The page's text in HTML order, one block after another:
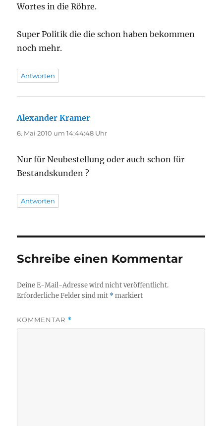
Wortes in die Röhre.
Super Politik die die schon haben bekommen
noch mehr.
Antworten
Alexander Kramer
6. Mai 2010 um 14:44:48 Uhr
Nur für Neubestellung oder auch schon für
Bestandskunden ?
Antworten
Schreibe einen Kommentar
Deine E-Mail-Adresse wird nicht veröffentlicht.
Erforderliche Felder sind mit *markiert
KOMMENTAR *